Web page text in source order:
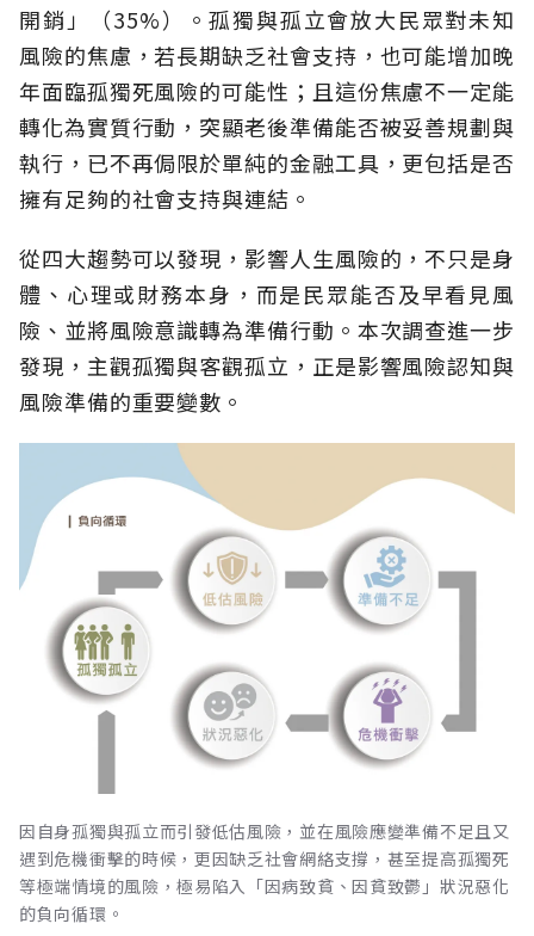
開銷」（35%）。孤獨與孤立會放大民眾對未知
風險的焦慮，若長期缺乏社會支持，也可能增加晚
年面臨孤獨死風險的可能性；且這份焦慮不一定能
轉化為實質行動，突顯老後準備能否被妥善規劃與
執行，已不再侷限於單純的金融工具，更包括是否
擁有足夠的社會支持與連結。
從四大趨勢可以發現，影響人生風險的，不只是身
體、心理或財務本身，而是民眾能否及早看見風
險、並將風險意識轉為準備行動。本次調查進一步
發現，主觀孤獨與客觀孤立，正是影響風險認知與
風險準備的重要變數。
因自身孤獨與孤立而引發低估風險，並在風險應變準備不足且又
遇到危機衝擊的時候，更因缺乏社會網絡支撐，甚至提高孤獨死
等極端情境的風險，極易陷入「因病致貧、因貧致鬱」狀況惡化
的負向循環。